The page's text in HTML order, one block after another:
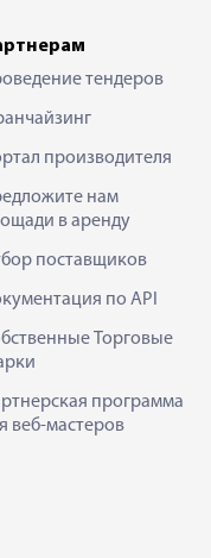
тендеров
производителя
нам
в аренду
поставщиков
по API
Торговые
программа
веб-мастеров